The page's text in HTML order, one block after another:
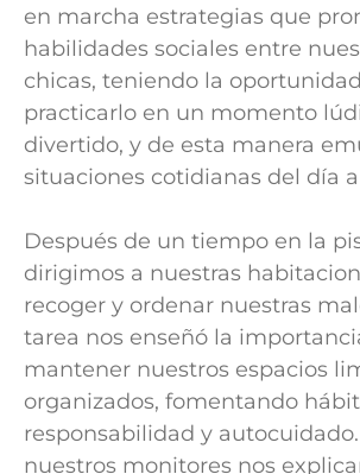
en marcha estrategias que
habilidades sociales entre
chicas, teniendo la
practicarlo en un momento
divertido, y de esta manera
situaciones cotidianas del día
Después de un tiempo en la
dirigimos a nuestras
recoger y ordenar nuestras
tarea nos enseñó la
mantener nuestros espacios
organizados, fomentando
responsabilidad y
nuestros monitores nos